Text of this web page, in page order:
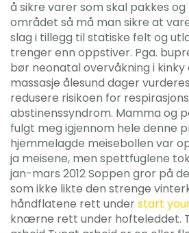
å sikre varer som skal pakkes og
området så må man sikre at
slag i tillegg til statiske felt og
trenger enn oppstiver. Pga.
bør neonatal overvåkning i
massasje ålesund dager
redusere risikoen for
abstinenssyndrom. Mamma og
fulgt meg igjennom hele denne
hjemmelagde meisebollen var
ja meisene, men spettfuglene
jan-mars 2012 Soppen gror på
som ikke likte den strenge
håndflatene rett understart
knærne rett under hofteleddet.